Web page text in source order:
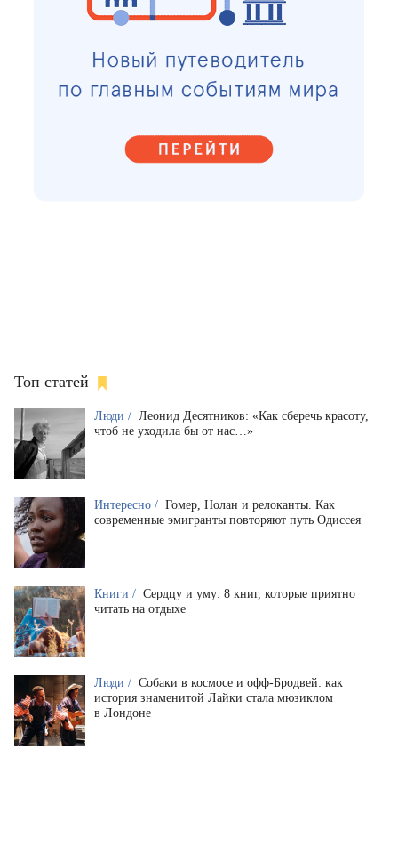
Топ статей
Люди / Леонид Десятников: «Как сберечь красоту,
чтоб не уходила бы от нас…»
Интересно / Гомер, Нолан и релоканты. Как
современные эмигранты повторяют путь Одиссея
Книги / Сердцу и уму: 8 книг, которые приятно
читать на отдыхе
Люди / Собаки в космосе и офф-Бродвей: как
история знаменитой Лайки стала мюзиклом
в Лондоне